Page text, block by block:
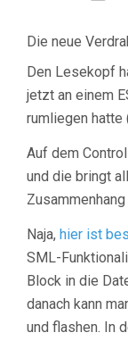
Die neue
Den Lesekopf
jetzt an einem
rumliegen hatte
Auf dem
und die bringt
Naja, hier ist
SML-
Block in die
danach kann
und flashen. In